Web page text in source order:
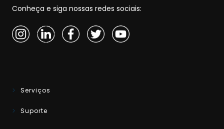
Conheça e siga nossas redes sociais:
Serviços
Suporte